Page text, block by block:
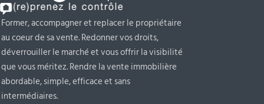
Former, accompagner et replacer le propriétaire
au coeur de sa vente. Redonner vos droits,
déverrouiller le marché et vous offrir la visibilité
que vous méritez. Rendre la vente immobilière
abordable, simple, efficace et sans
intermédiaires.